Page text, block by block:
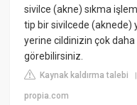
sivilce (akne) sıkma
tip bir sivilcede (aknede)
yerine cildinizin çok daha
görebilirsiniz.
Kaynak kaldırma talebi
propia.com